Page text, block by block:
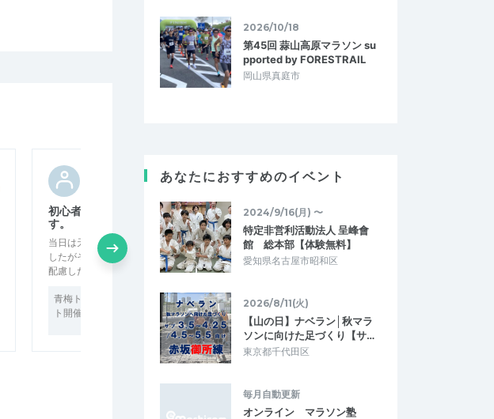
初心者にも丁寧に対応してくれま
す。
当日は天候がよくなく、参加者が少人数で
したがその分トレラン初心者の私にも十分
配慮したペースでの練習を行なっていた…
青梅トレイル初・中級者向け定例イベン
ト開催中！
2026/6/28
satoyama11
前傾姿勢 プラス インターバル
今まで自己流で練習していましたが、沢山
の学びがありました、ランニング中もコー
チが気さくに話しかけてくれてランニン…
学べる通えるマラソン練習会月4回 千葉
市稲毛海浜公園 前傾＋インターバル走
2026/10/18
第45回 蒜山高原マラソン su
pported by FORESTRAIL
岡山県真庭市
あなたにおすすめのイベント
2024/9/16(月) 〜
特定非営利活動法人 呈峰會
館 総本部【体験無料】
愛知県名古屋市昭和区
2026/8/11(火)
【山の日】ナベラン│秋マラ
ソンに向けた足づくり【サ…
東京都千代田区
毎月自動更新
オンライン マラソン塾